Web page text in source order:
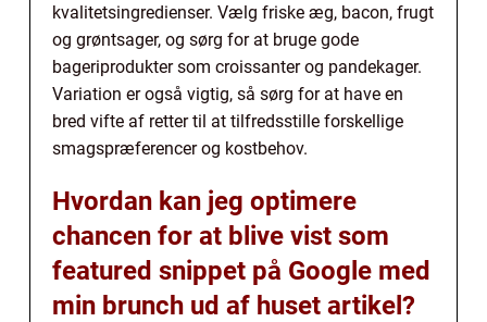
kvalitetsingredienser. Vælg friske æg, bacon, frugt
og grøntsager, og sørg for at bruge gode
bageriprodukter som croissanter og pandekager.
Variation er også vigtig, så sørg for at have en
bred vifte af retter til at tilfredsstille forskellige
smagspræferencer og kostbehov.
Hvordan kan jeg optimere
chancen for at blive vist som
featured snippet på Google med
min brunch ud af huset artikel?